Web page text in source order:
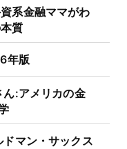
系金融ママがわ
質
年版
ん:アメリカの金
マン・サックス